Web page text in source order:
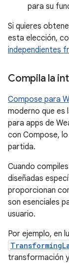
para su
Si quieres
esta elección,
independientes
Compila la
Compose para
moderno que es
para apps de
con Compose,
partida.
Cuando
diseñadas
proporcionan
son esenciales
usuario.
Por ejemplo, en
transformación